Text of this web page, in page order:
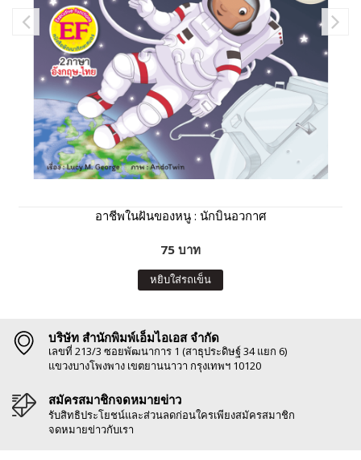
อาชีพในฝันของหนู : นักบินอวกาศ
75 บาท
หยิบใส่รถเข็น
บริษัท สำนักพิมพ์เอ็มไอเอส จำกัด
เลขที่ 213/3 ซอยพัฒนาการ 1 (สาธุประดิษฐ์ 34 แยก 6)
แขวงบางโพงพาง เขตยานนาวา กรุงเทพฯ 10120
สมัครสมาชิกจดหมายข่าว
รับสิทธิประโยชน์และส่วนลดก่อนใครเพียงสมัครสมาชิก
จดหมายข่าวกับเรา